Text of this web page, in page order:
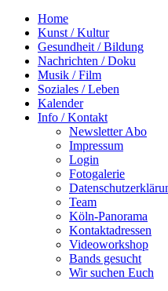
Home
Kunst / Kultur
Gesundheit / Bildung
Nachrichten / Doku
Musik / Film
Soziales / Leben
Kalender
Info / Kontakt
Newsletter Abo
Impressum
Login
Fotogalerie
Team
Köln-Panorama
Kontaktadressen
Videoworkshop
Bands gesucht
Wir suchen Euch